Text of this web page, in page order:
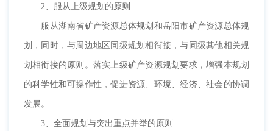
2、服从上级规划的原则
服从湖南省矿产资源总体规划和岳阳市矿产资源总体规
划，同时，与周边地区同级规划相衔接，与同级其他相关规
划相衔接的原则。落实上级矿产资源规划要求，增强本规划
的科学性和可操作性，促进资源、环境、经济、社会的协调
发展。
3、全面规划与突出重点并举的原则